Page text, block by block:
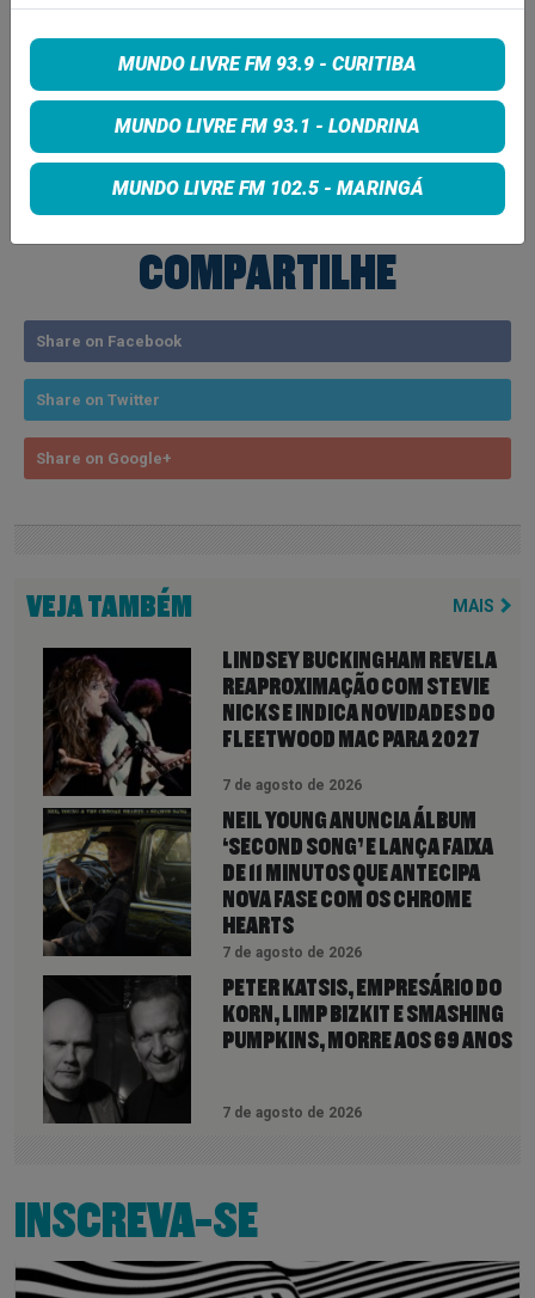
nos perfis oficiais no Instagram: @barleria_ e
@jazzisdead.
NOTICIA
COMPARTILHE
Share on Facebook
Share on Twitter
Share on Google+
VEJA TAMBÉM MAIS
LINDSEY BUCKINGHAM REVELA
REAPROXIMAÇÃO COM STEVIE
NICKS E INDICA NOVIDADES DO
FLEETWOOD MAC PARA 2027
7 de agosto de 2026
NEIL YOUNG ANUNCIA ÁLBUM
‘SECOND SONG’ E LANÇA FAIXA
DE 11 MINUTOS QUE ANTECIPA
NOVA FASE COM OS CHROME
HEARTS
7 de agosto de 2026
PETER KATSIS, EMPRESÁRIO DO
KORN, LIMP BIZKIT E SMASHING
PUMPKINS, MORRE AOS 69 ANOS
7 de agosto de 2026
INSCREVA-SE
MUNDO LIVRE FM 93.9 - CURITIBA
MUNDO LIVRE FM 93.1 - LONDRINA
MUNDO LIVRE FM 102.5 - MARINGÁ